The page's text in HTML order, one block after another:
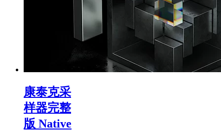
康泰克采
样器完整
版 Native